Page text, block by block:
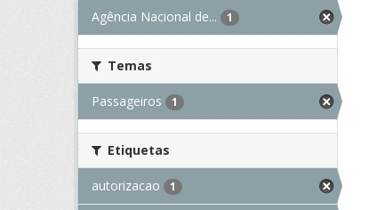
Agência Nacional de... 1
Temas
Passageiros 1
Etiquetas
autorizacao 1